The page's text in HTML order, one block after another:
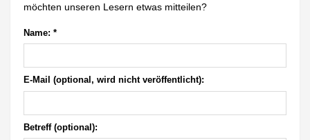
möchten unseren Lesern etwas mitteilen?
Name: *
E-Mail (optional, wird nicht veröffentlicht):
Betreff (optional):